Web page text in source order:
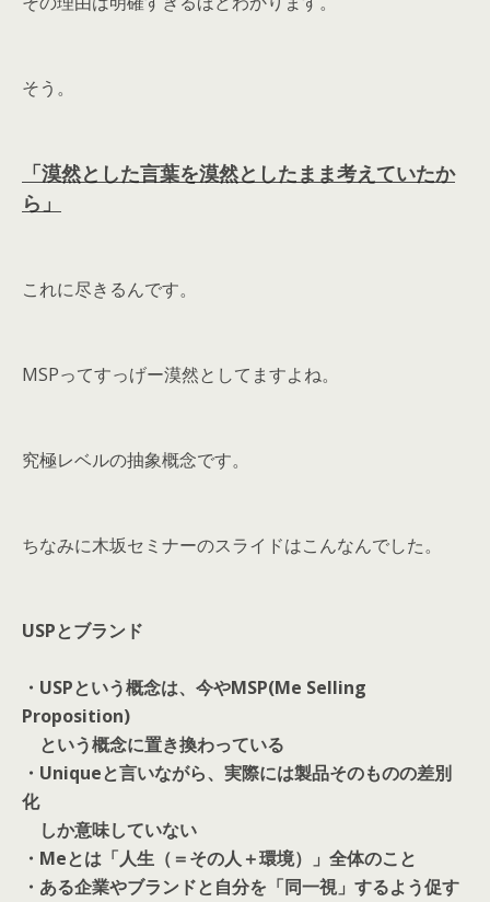
そう。
「漠然とした言葉を漠然としたまま考えていたか
ら」
これに尽きるんです。
MSPってすっげー漠然としてますよね。
究極レベルの抽象概念です。
ちなみに木坂セミナーのスライドはこんなんでした。
USPとブランド
・USPという概念は、今やMSP(Me Selling
Proposition)
という概念に置き換わっている
・Uniqueと言いながら、実際には製品そのものの差別
化
しか意味していない
・Meとは「人生（＝その人＋環境）」全体のこと
・ある企業やブランドと自分を「同一視」するよう促す